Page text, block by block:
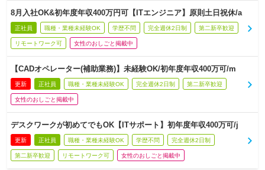
8月入社OK&初年度年収400万円可【ITエンジニア】原則土日祝休/a
正社員 職種・業種未経験OK 学歴不問 完全週休2日制 第二新卒歓迎
リモートワーク可 女性のおしごと掲載中
【CADオペレーター(補助業務)】未経験OK/初年度年収400万可/m
更新 正社員 職種・業種未経験OK 完全週休2日制 第二新卒歓迎
女性のおしごと掲載中
デスクワークが初めてでもOK【ITサポート】初年度年収400万可/j
更新 正社員 職種・業種未経験OK 学歴不問 完全週休2日制
第二新卒歓迎 リモートワーク可 女性のおしごと掲載中